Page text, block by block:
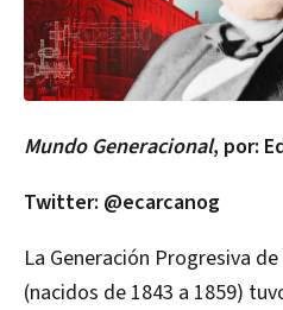
Mundo Generacional, por:
Twitter: @ecarcanog
La Generación Progresiva
(nacidos de 1843 a 1859)